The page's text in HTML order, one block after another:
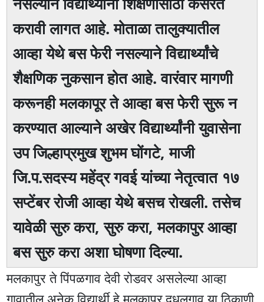
करावी लागत आहे. माेताळा तालुक्यातील
आव्हा येथे बस फेरी नसल्याने विद्यार्थ्यांचे
शैक्षणिक नुकसान हाेत आहे. वारंवार मागणी
करूनही मलकापूर ते आव्हा बस फेरी सुरू न
करण्यात आल्याने अखेर विद्यार्थ्यांनी युवासेना
उप जिल्हाप्रमुख शुभम घोंगटे, माजी
जि.प.सदस्य महेंद्र गवई यांच्या नेतृत्वात १७
सप्टेंबर राेजी आव्हा येथे बसच राेखली. तसेच
यावेळी सुरु करा, सुरु करा, मलकापुर आव्हा
बस सुरु करा अशा घोषणा दिल्या.
मलकापुर ते पिंपळगाव देवी रोडवर असलेल्या आव्हा
गावातील अनेक विद्यार्थी हे मलकापुर,दुधलगाव या ठिकाणी